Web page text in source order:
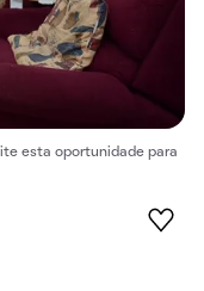
esta oportunidade para